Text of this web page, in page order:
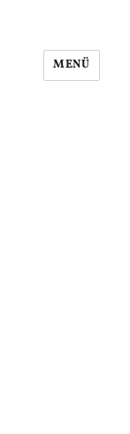
MENÜ